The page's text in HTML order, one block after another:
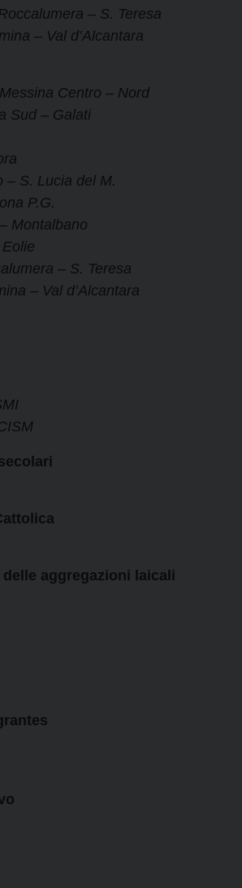
– S. Teresa
– Val d’Alcantara
Centro – Nord
Sud – Galati
– S. Lucia del M.
P.G.
Montalbano
– S. Teresa
– Val d’Alcantara
aggregazioni laicali